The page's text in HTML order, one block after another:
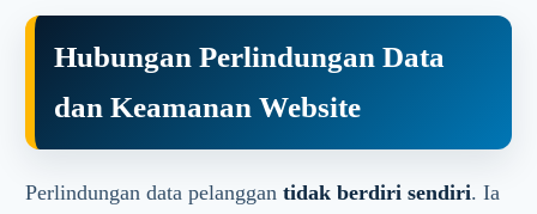
Hubungan Perlindungan Data
dan Keamanan Website
Perlindungan data pelanggantidak berdiri sendiri. Ia